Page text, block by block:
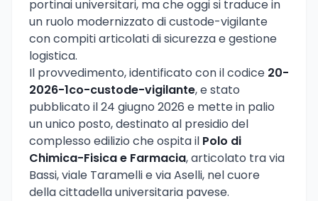
portinai universitari, ma che oggi si traduce in
un ruolo modernizzato di custode-vigilante
con compiti articolati di sicurezza e gestione
logistica.
Il provvedimento, identificato con il codice 20-
2026-1co-custode-vigilante, e stato
pubblicato il 24 giugno 2026 e mette in palio
un unico posto, destinato al presidio del
complesso edilizio che ospita il Polo di
Chimica-Fisica e Farmacia, articolato tra via
Bassi, viale Taramelli e via Aselli, nel cuore
della cittadella universitaria pavese.